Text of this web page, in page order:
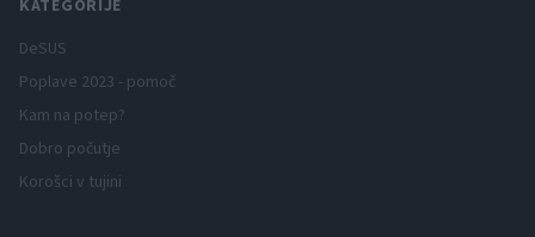
KATEGORIJE
DeSUS
Poplave 2023 - pomoč
Kam na potep?
Dobro počutje
Korošci v tujini